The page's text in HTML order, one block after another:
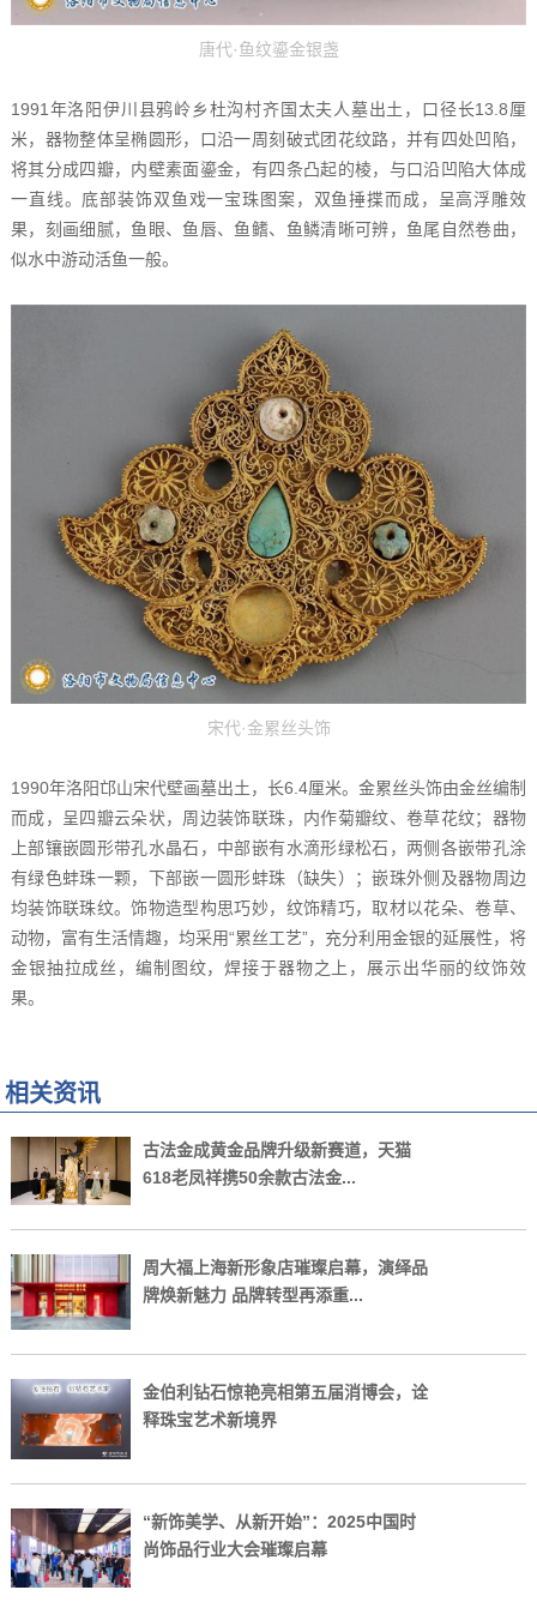
唐代·鱼纹鎏金银盏
1991年洛阳伊川县鸦岭乡杜沟村齐国太夫人墓出土，口径长13.8厘
米，器物整体呈椭圆形，口沿一周刻破式团花纹路，并有四处凹陷，
将其分成四瓣，内壁素面鎏金，有四条凸起的棱，与口沿凹陷大体成
一直线。底部装饰双鱼戏一宝珠图案，双鱼捶揲而成，呈高浮雕效
果，刻画细腻，鱼眼、鱼唇、鱼鳍、鱼鳞清晰可辨，鱼尾自然卷曲，
似水中游动活鱼一般。
宋代·金累丝头饰
1990年洛阳邙山宋代壁画墓出土，长6.4厘米。金累丝头饰由金丝编制
而成，呈四瓣云朵状，周边装饰联珠，内作菊瓣纹、卷草花纹；器物
上部镶嵌圆形带孔水晶石，中部嵌有水滴形绿松石，两侧各嵌带孔涂
有绿色蚌珠一颗，下部嵌一圆形蚌珠（缺失）；嵌珠外侧及器物周边
均装饰联珠纹。饰物造型构思巧妙，纹饰精巧，取材以花朵、卷草、
动物，富有生活情趣，均采用“累丝工艺”，充分利用金银的延展性，将
金银抽拉成丝，编制图纹，焊接于器物之上，展示出华丽的纹饰效
果。
相关资讯
古法金成黄金品牌升级新赛道，天猫
618老凤祥携50余款古法金...
周大福上海新形象店璀璨启幕，演绎品
牌焕新魅力 品牌转型再添重...
金伯利钻石惊艳亮相第五届消博会，诠
释珠宝艺术新境界
“新饰美学、从新开始”：2025中国时
尚饰品行业大会璀璨启幕